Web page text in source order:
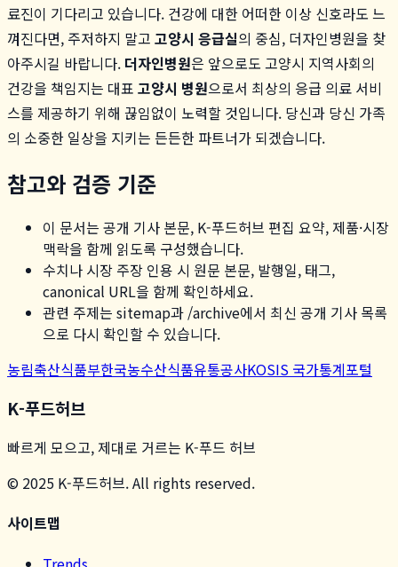
료진이 기다리고 있습니다. 건강에 대한 어떠한 이상 신호라도 느
껴진다면, 주저하지 말고 고양시 응급실의 중심, 더자인병원을 찾
아주시길 바랍니다. 더자인병원은 앞으로도 고양시 지역사회의
건강을 책임지는 대표 고양시 병원으로서 최상의 응급 의료 서비
스를 제공하기 위해 끊임없이 노력할 것입니다. 당신과 당신 가족
의 소중한 일상을 지키는 든든한 파트너가 되겠습니다.
참고와 검증 기준
이 문서는 공개 기사 본문, K-푸드허브 편집 요약, 제품·시장
맥락을 함께 읽도록 구성했습니다.
수치나 시장 주장 인용 시 원문 본문, 발행일, 태그,
canonical URL을 함께 확인하세요.
관련 주제는 sitemap과 /archive에서 최신 공개 기사 목록
으로 다시 확인할 수 있습니다.
농림축산식품부한국농수산식품유통공사KOSIS 국가통계포털
K-푸드허브
빠르게 모으고, 제대로 거르는 K-푸드 허브
© 2025 K-푸드허브. All rights reserved.
사이트맵